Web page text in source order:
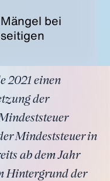
bei
2021 einen
der
Mindeststeuer in
ab dem Jahr
Hintergrund der